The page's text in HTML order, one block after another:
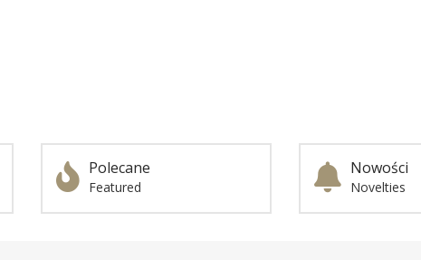
Polecane
Featured
Nowości
Novelties